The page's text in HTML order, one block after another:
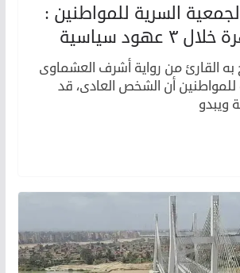
السرية للمواطنين :
عهود سياسية
به القارئ من رواية أشرف العشماوى
للمواطنين أن الشخص العادى، قد
ويبدو